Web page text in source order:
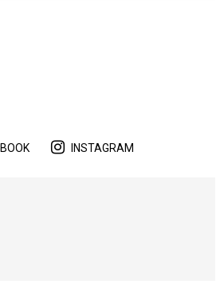
INSTAGRAM